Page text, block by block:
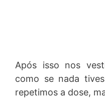
Após isso nos
como se nada
repetimos a dose,